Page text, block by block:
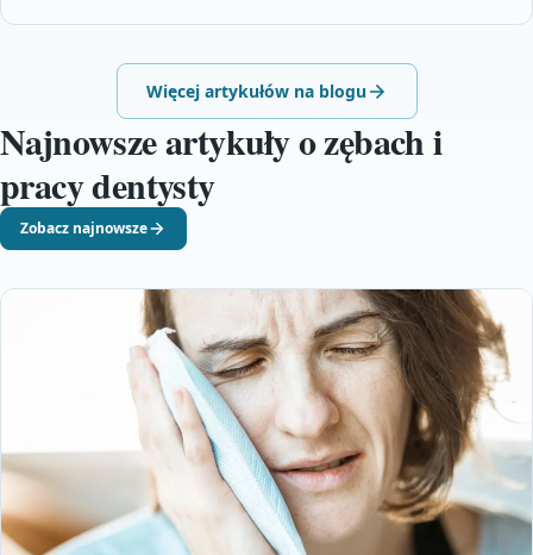
Więcej artykułów na blogu
Najnowsze artykuły o zębach i
pracy dentysty
Zobacz najnowsze